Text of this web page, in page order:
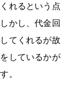
れるという点
かし、代金回
てくれるが故
しているかが
。